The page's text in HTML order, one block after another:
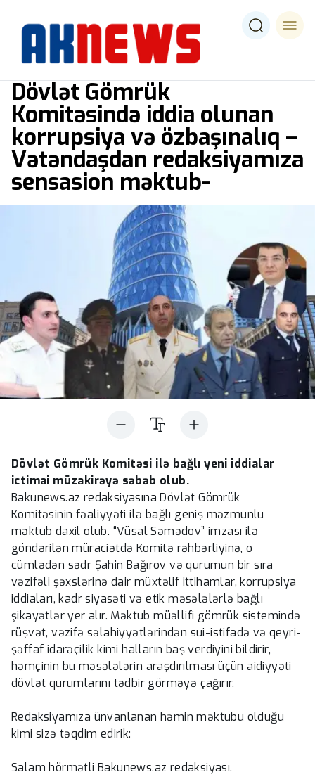
Dövlət Gömrük
Komitəsində iddia olunan
korrupsiya və özbaşınalıq –
Vətəndaşdan redaksiyamıza
sensasion məktub-
Dövlət Gömrük Komitəsi ilə bağlı yeni iddialar
ictimai müzakirəyə səbəb olub.
Bakunews.az redaksiyasına Dövlət Gömrük
Komitəsinin fəaliyyəti ilə bağlı geniş məzmunlu
məktub daxil olub. “Vüsal Səmədov” imzası ilə
göndərilən müraciətdə Komitə rəhbərliyinə, o
cümlədən sədr Şahin Bağırov və qurumun bir sıra
vəzifəli şəxslərinə dair müxtəlif ittihamlar, korrupsiya
iddiaları, kadr siyasəti və etik məsələlərlə bağlı
şikayətlər yer alır. Məktub müəllifi gömrük sistemində
rüşvət, vəzifə səlahiyyətlərindən sui-istifadə və qeyri-
şəffaf idarəçilik kimi halların baş verdiyini bildirir,
həmçinin bu məsələlərin araşdırılması üçün aidiyyəti
dövlət qurumlarını tədbir görməyə çağırır.
Redaksiyamıza ünvanlanan həmin məktubu olduğu
kimi sizə təqdim edirik:
Salam hörmətli Bakunews.az redaksiyası.